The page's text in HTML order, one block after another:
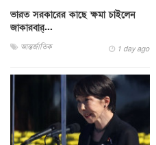
ভারত সরকারের কাছে ক্ষমা চাইলেন
জাকারবার্...
আন্তর্জাতিক 1 day ago